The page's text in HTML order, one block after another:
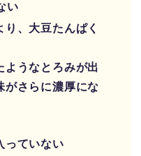
い
、大豆たんぱく
うなとろみが出
がさらに濃厚にな
っていない